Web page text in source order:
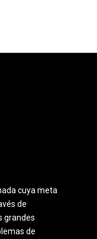
cuya meta
de
grandes
de